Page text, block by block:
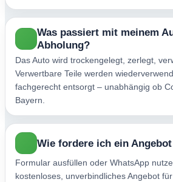
Was passiert mit meinem
Abholung?
Das Auto wird trockengelegt, zerlegt,
Verwertbare Teile werden
fachgerecht entsorgt – unabhängig ob
Bayern.
Wie fordere ich ein
Formular ausfüllen oder WhatsApp
kostenloses, unverbindliches Angebot